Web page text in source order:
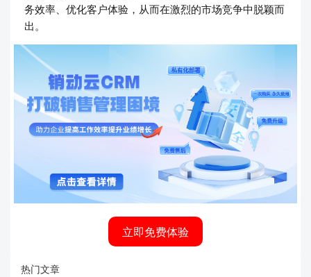
务效率、优化客户体验，从而在激烈的市场竞争中脱颖而
出。
立即免费体验
热门文章